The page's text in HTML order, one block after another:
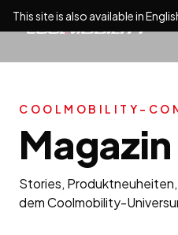
This site is also available in
COOLMOBILITY-
Magazin
Stories,
dem Coolmobility-